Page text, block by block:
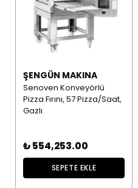
ŞENGÜN MAKINA
Senoven Konveyörlü
Pizza Fırını, 57 Pizza/Saat,
Gazlı
₺ 554,253.00
SEPETE EKLE